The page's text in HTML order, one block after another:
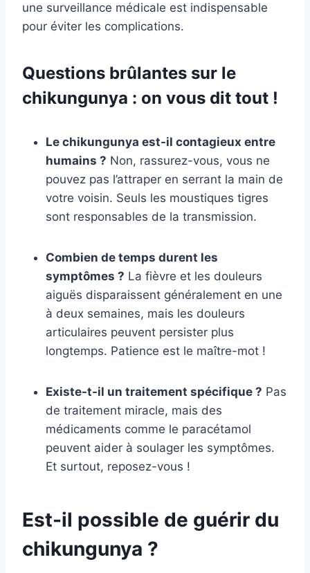
une surveillance médicale est indispensable
pour éviter les complications.
Questions brûlantes sur le
chikungunya : on vous dit tout !
Le chikungunya est-il contagieux entre
humains ? Non, rassurez-vous, vous ne
pouvez pas l’attraper en serrant la main de
votre voisin. Seuls les moustiques tigres
sont responsables de la transmission.
Combien de temps durent les
symptômes ? La fièvre et les douleurs
aiguës disparaissent généralement en une
à deux semaines, mais les douleurs
articulaires peuvent persister plus
longtemps. Patience est le maître-mot !
Existe-t-il un traitement spécifique ? Pas
de traitement miracle, mais des
médicaments comme le paracétamol
peuvent aider à soulager les symptômes.
Et surtout, reposez-vous !
Est-il possible de guérir du
chikungunya ?